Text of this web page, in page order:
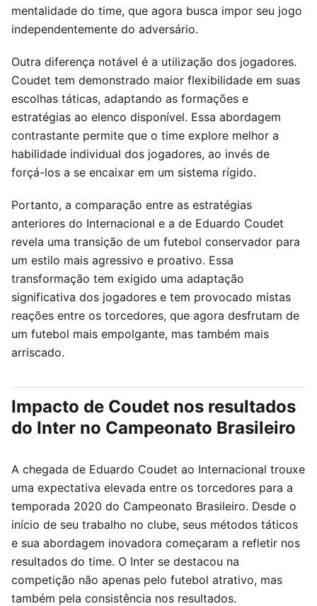
mentalidade do time, que agora busca impor seu jogo
independentemente do adversário.
Outra diferença notável é a utilização dos jogadores.
Coudet tem demonstrado maior flexibilidade em suas
escolhas táticas, adaptando as formações e
estratégias ao elenco disponível. Essa abordagem
contrastante permite que o time explore melhor a
habilidade individual dos jogadores, ao invés de
forçá-los a se encaixar em um sistema rígido.
Portanto, a comparação entre as estratégias
anteriores do Internacional e a de Eduardo Coudet
revela uma transição de um futebol conservador para
um estilo mais agressivo e proativo. Essa
transformação tem exigido uma adaptação
significativa dos jogadores e tem provocado mistas
reações entre os torcedores, que agora desfrutam de
um futebol mais empolgante, mas também mais
arriscado.
Impacto de Coudet nos resultados
do Inter no Campeonato Brasileiro
A chegada de Eduardo Coudet ao Internacional trouxe
uma expectativa elevada entre os torcedores para a
temporada 2020 do Campeonato Brasileiro. Desde o
início de seu trabalho no clube, seus métodos táticos
e sua abordagem inovadora começaram a refletir nos
resultados do time. O Inter se destacou na
competição não apenas pelo futebol atrativo, mas
também pela consistência nos resultados.